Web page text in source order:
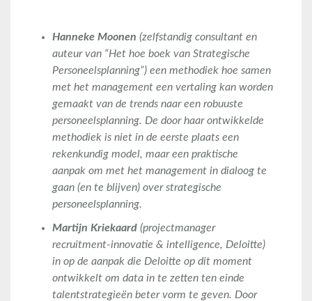
Hanneke Moonen (zelfstandig consultant en
auteur van “Het hoe boek van Strategische
Personeelsplanning”) een methodiek hoe samen
met het management een vertaling kan worden
gemaakt van de trends naar een robuuste
personeelsplanning. De door haar ontwikkelde
methodiek is niet in de eerste plaats een
rekenkundig model, maar een praktische
aanpak om met het management in dialoog te
gaan (en te blijven) over strategische
personeelsplanning.
Martijn Kriekaard (projectmanager
recruitment-innovatie & intelligence, Deloitte)
in op de aanpak die Deloitte op dit moment
ontwikkelt om data in te zetten ten einde
talentstrategieën beter vorm te geven. Door